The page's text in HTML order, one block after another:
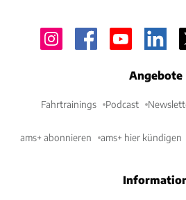
Angebote
Fahrtrainings Podcast
ams+ abonnieren ams+ hier kündigen